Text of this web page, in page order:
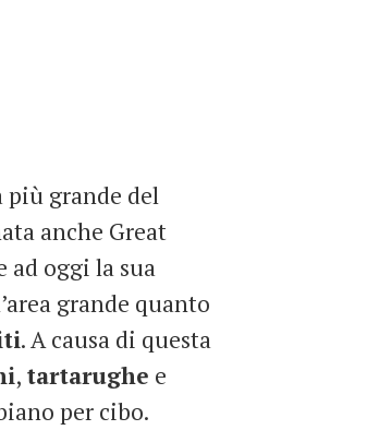
più grande del
anche Great
ad oggi la sua
grande quanto
. A causa di questa
, tartarughe e
per cibo.